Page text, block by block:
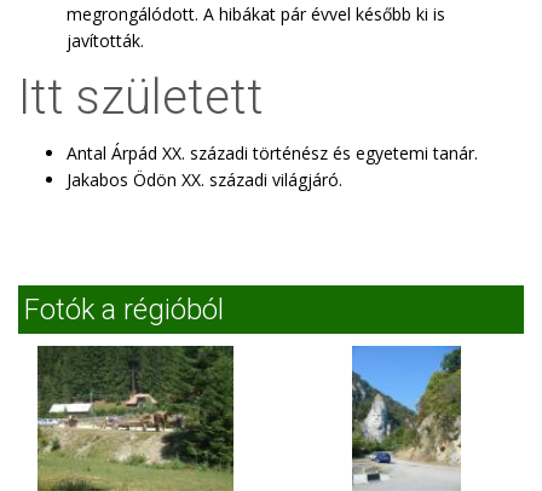
megrongálódott. A hibákat pár évvel később ki is
javították.
Itt született
Antal Árpád XX. századi történész és egyetemi tanár.
Jakabos Ödön XX. századi világjáró.
Fotók a régióból